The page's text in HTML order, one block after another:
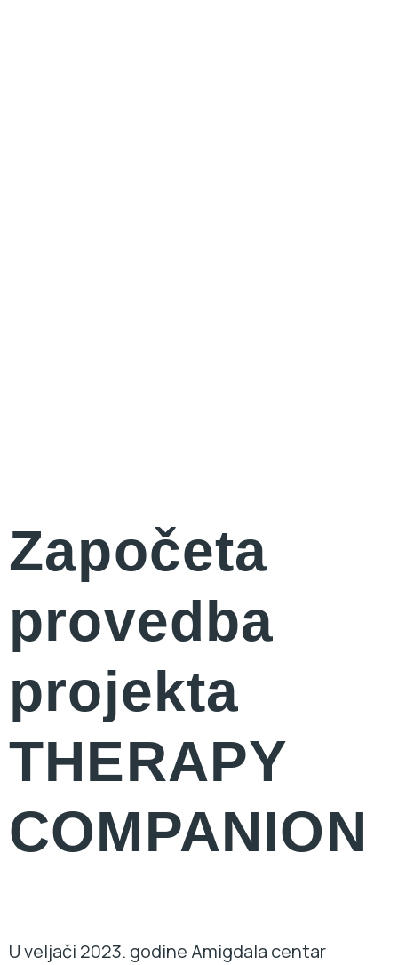
Započeta
provedba
projekta
THERAPY
COMPANION
U veljači 2023. godine Amigdala centar